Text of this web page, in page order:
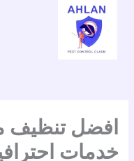
المحتوى
افضل تنظيف
خدمات